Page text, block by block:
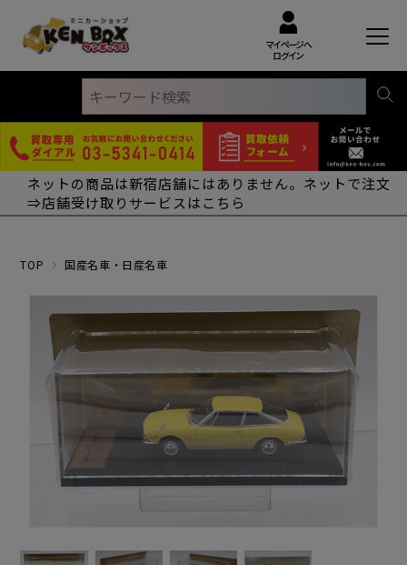
マイページへ
ログイン
ネットの商品は新宿店舗にはありません。ネットで注文
⇒店舗受け取りサービスはこちら
TOP 国産名車・日産名車